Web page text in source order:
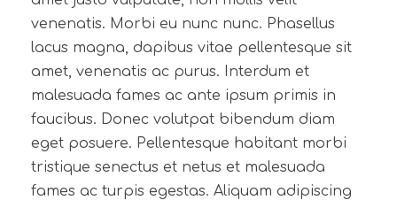
venenatis. Morbi eu nunc nunc. Phasellus
lacus magna, dapibus vitae pellentesque sit
amet, venenatis ac purus. Interdum et
malesuada fames ac ante ipsum primis in
faucibus. Donec volutpat bibendum diam
eget posuere. Pellentesque habitant morbi
tristique senectus et netus et malesuada
fames ac turpis egestas. Aliquam adipiscing